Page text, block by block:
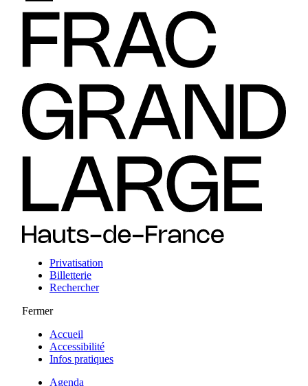
Privatisation
Billetterie
Rechercher
Fermer
Accueil
Accessibilité
Infos pratiques
Agenda